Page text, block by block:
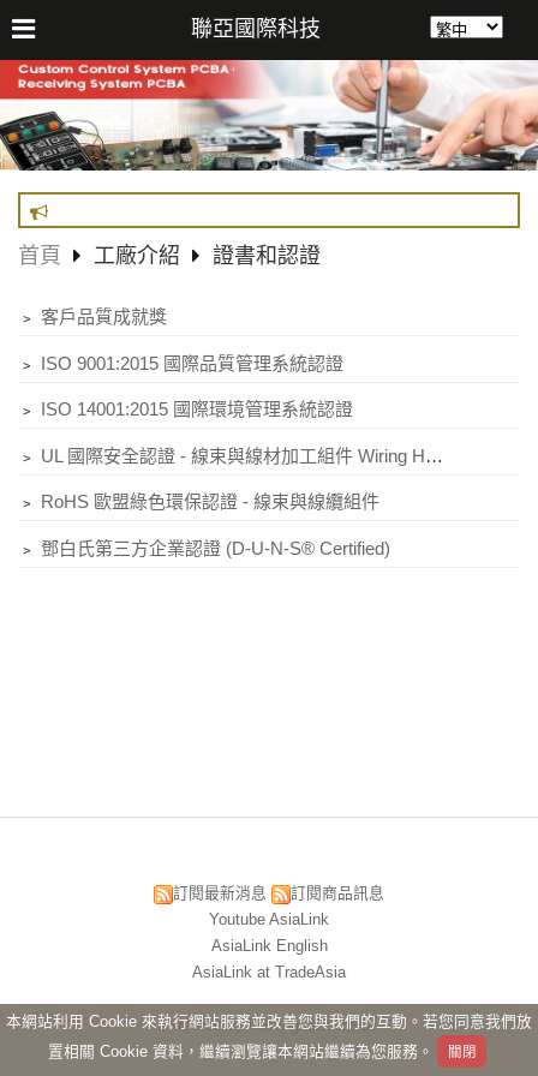
聯亞國際科技
首頁 工廠介紹 證書和認證
﹥ 客戶品質成就獎
﹥ ISO 9001:2015 國際品質管理系統認證
﹥ ISO 14001:2015 國際環境管理系統認證
﹥ UL 國際安全認證 - 線束與線材加工組件 Wiring Harnesses (Component)
﹥ RoHS 歐盟綠色環保認證 - 線束與線纜組件
﹥ 鄧白氏第三方企業認證 (D-U-N-S® Certified)
訂閱最新消息
訂閱商品訊息
Youtube AsiaLink
AsiaLink English
AsiaLink at TradeAsia
Powered by hosting.url.com.tw
本網站利用 Cookie 來執行網站服務並改善您與我們的互動。若您同意我們放
置相關 Cookie 資料，繼續瀏覽讓本網站繼續為您服務。